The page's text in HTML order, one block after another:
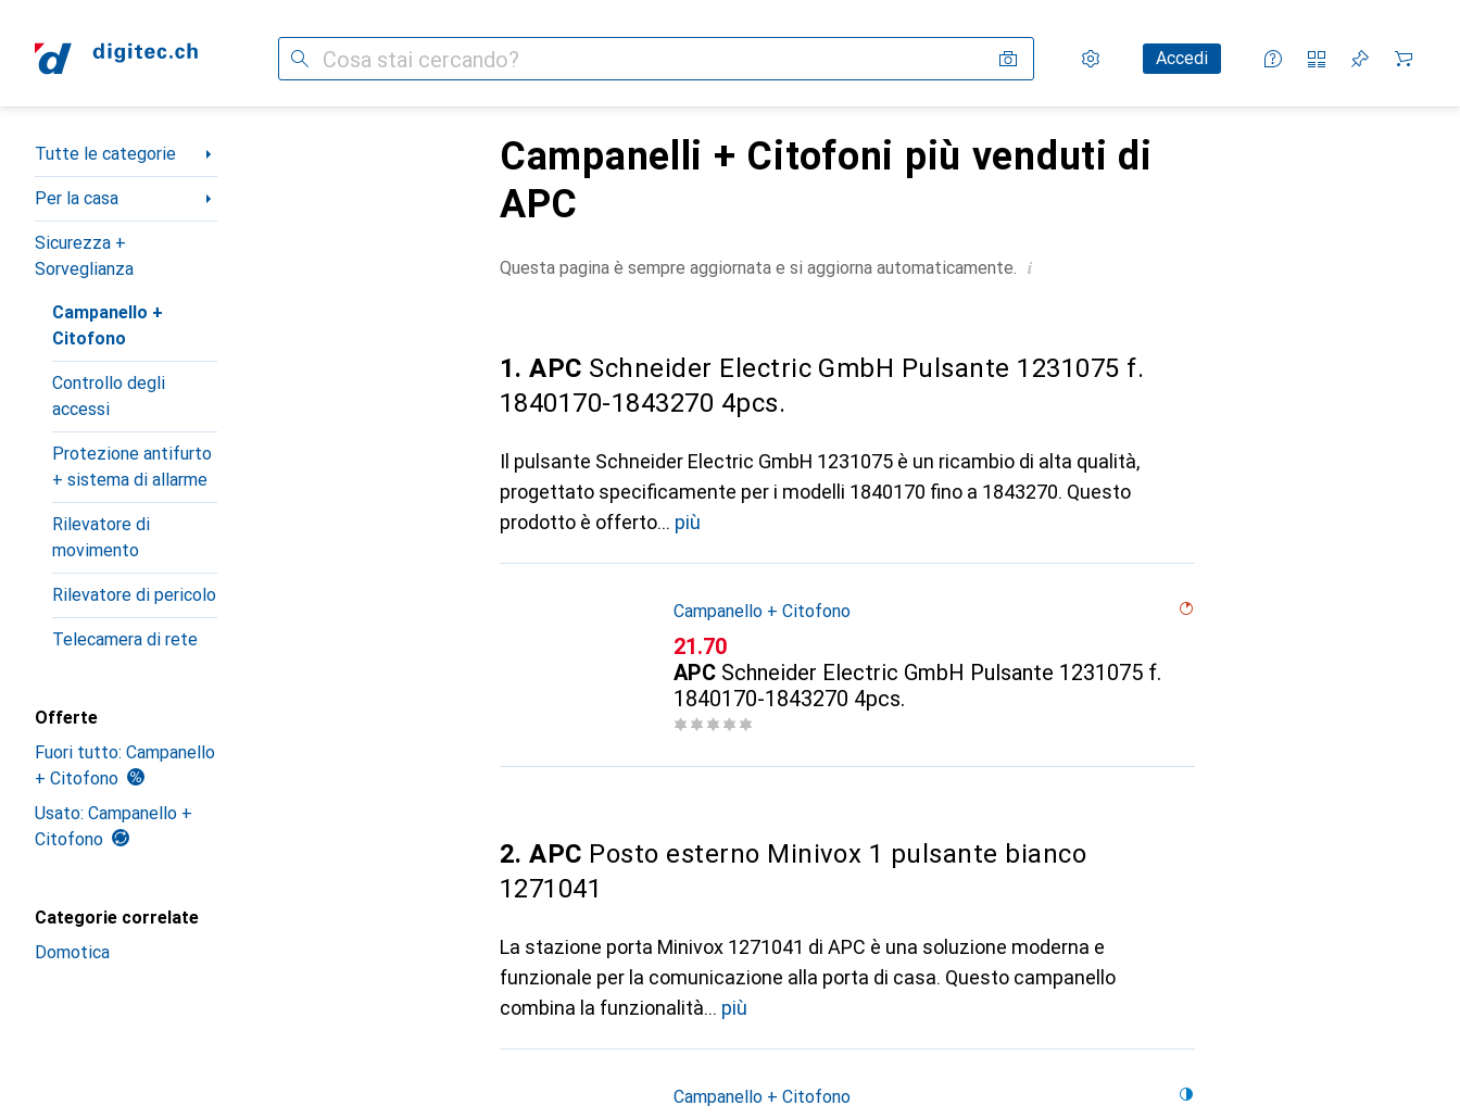
Cerca Impostazioni
Conto clienteAccedi
Liste di confronto
Liste dei desideri
Carrello
Categoria Navigazione
Tutte le categorie
Per la casa
Sicurezza +
Sorveglianza
Campanello +
Citofono
Controllo degli
accessi
Protezione antifurto
+ sistema di allarme
Rilevatore di
movimento
Rilevatore di pericolo
Telecamera di rete
Offerte
Fuori tutto: Campanello
+ Citofono
Usato: Campanello +
Citofono
Categorie correlate
Domotica
Campanelli + Citofoni più venduti di
APC
Questa pagina è sempre aggiornata e si aggiorna automaticamente. i
1. APC Schneider Electric GmbH Pulsante 1231075 f.
1840170-1843270 4pcs.
Il pulsante Schneider Electric GmbH 1231075 è un ricambio di alta qualità,
progettato specificamente per i modelli 1840170 fino a 1843270. Questo
prodotto è offerto
più
Campanello + Citofono
CHF
21.70
APC Schneider Electric GmbH Pulsante 1231075 f.
1840170-1843270 4pcs.
2. APC Posto esterno Minivox 1 pulsante bianco
1271041
La stazione porta Minivox 1271041 di APC è una soluzione moderna e
funzionale per la comunicazione alla porta di casa. Questo campanello
combina la funzionalità
più
Campanello + Citofono